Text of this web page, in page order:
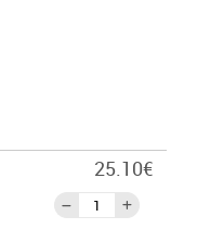
25.10€